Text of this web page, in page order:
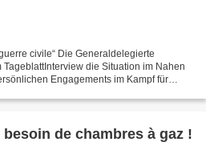
civile“ Die Generaldelegierte
die Situation im Nahen
Engagements im Kampf für
besoin de chambres à gaz !